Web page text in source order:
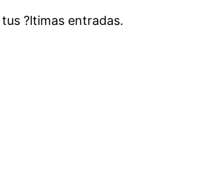
?ltimas entradas.